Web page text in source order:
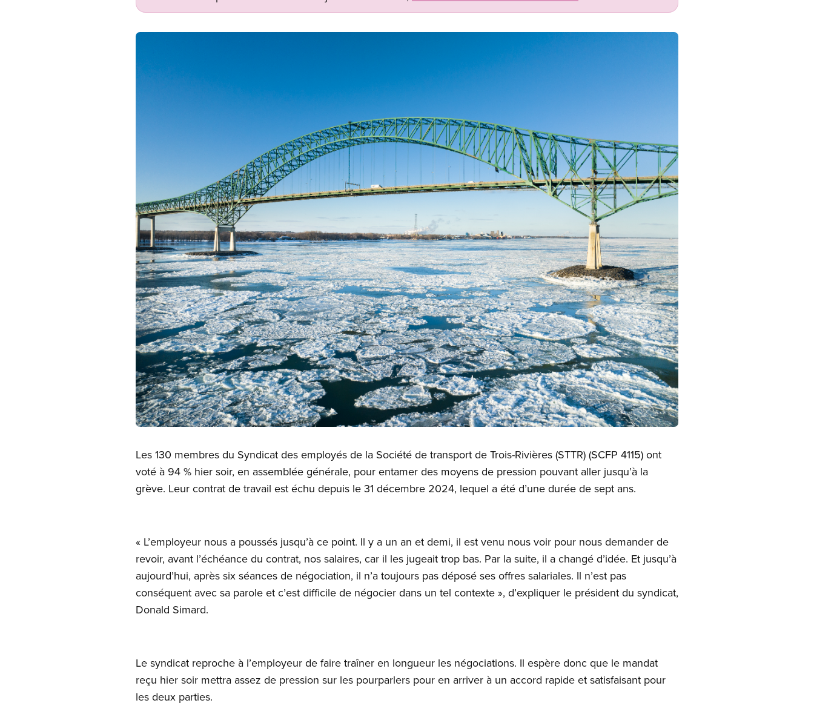
Image
Les 130 membres du Syndicat des employés de la Société de transport de Trois-Rivières (STTR) (SCFP 4115) ont
voté à 94 % hier soir, en assemblée générale, pour entamer des moyens de pression pouvant aller jusqu’à la
grève. Leur contrat de travail est échu depuis le 31 décembre 2024, lequel a été d’une durée de sept ans.
« L’employeur nous a poussés jusqu’à ce point. Il y a un an et demi, il est venu nous voir pour nous demander de
revoir, avant l’échéance du contrat, nos salaires, car il les jugeait trop bas. Par la suite, il a changé d’idée. Et jusqu’à
aujourd’hui, après six séances de négociation, il n’a toujours pas déposé ses offres salariales. Il n’est pas
conséquent avec sa parole et c’est difficile de négocier dans un tel contexte », d’expliquer le président du syndicat,
Donald Simard.
Le syndicat reproche à l’employeur de faire traîner en longueur les négociations. Il espère donc que le mandat
reçu hier soir mettra assez de pression sur les pourparlers pour en arriver à un accord rapide et satisfaisant pour
les deux parties.